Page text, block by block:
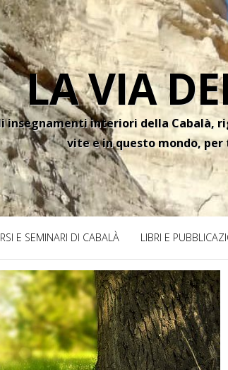
LA VIA
insegnamenti interiori della Cabalà,
vite e in questo mondo,
E SEMINARI DI CABALÀ LIBRI E